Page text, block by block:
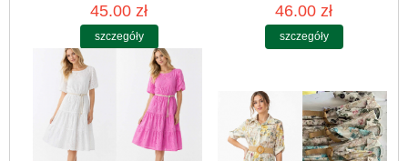
45.00 zł
szczegóły
46.00 zł
szczegóły